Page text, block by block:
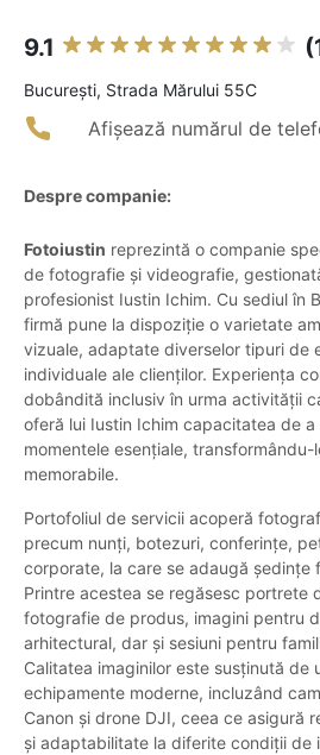
9.1
Bucureşti, Strada Mărului 55C
Afișează numărul de
Despre companie:
Fotoiustin reprezintă o companie
de fotografie și videografie,
profesionist Iustin Ichim. Cu sediul în
firmă pune la dispoziție o varietate
vizuale, adaptate diverselor tipuri de
individuale ale clienților. Experiența
dobândită inclusiv în urma activității
oferă lui Iustin Ichim capacitatea de
momentele esențiale, transformându-
memorabile.
Portofoliul de servicii acoperă
precum nunți, botezuri, conferințe,
corporate, la care se adaugă ședințe
Printre acestea se regăsesc portrete
fotografie de produs, imagini pentru
arhitectural, dar și sesiuni pentru
Calitatea imaginilor este susținută de
echipamente moderne, incluzând
Canon și drone DJI, ceea ce asigură
și adaptabilitate la diferite condiții de